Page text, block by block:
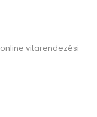
vitarendezési